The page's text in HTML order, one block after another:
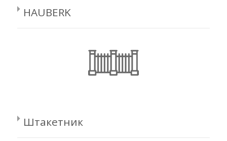
HAUBERK
Штакетник